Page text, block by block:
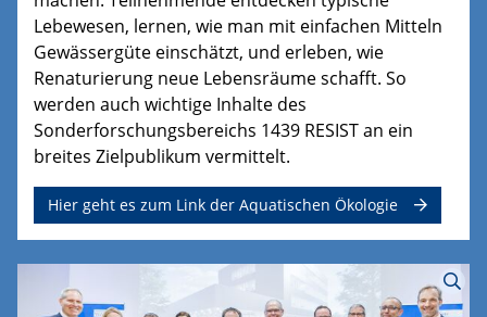
Lebewesen, lernen, wie man mit einfachen Mitteln
Gewässergüte einschätzt, und erleben, wie
Renaturierung neue Lebensräume schafft. So
werden auch wichtige Inhalte des
Sonderforschungsbereichs 1439 RESIST an ein
breites Zielpublikum vermittelt.
Hier geht es zum Link der Aquatischen Ökologie